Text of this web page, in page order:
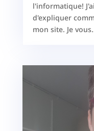
l'informatique!
d'expliquer
mon site. Je